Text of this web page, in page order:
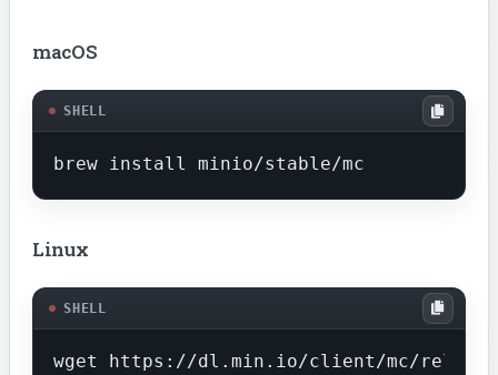
macOS
SHELL
brew install minio/stable/mc
Linux
SHELL
wget https://dl.min.io/client/mc/release/